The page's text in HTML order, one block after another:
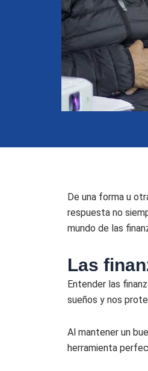
De una forma u
respuesta no
mundo de las
Las
Entender las
sueños y nos
Al mantener un
herramienta